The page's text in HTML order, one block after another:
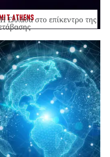
ATHENS
Ελλάδα στο επίκεντρο της